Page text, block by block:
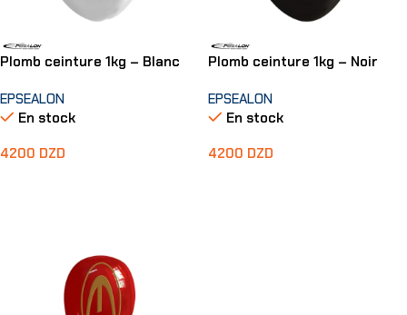
Plomb ceinture 1kg – Blanc
EPSEALON
En stock
4200 DZD
Plomb ceinture 1kg – Noir
EPSEALON
En stock
4200 DZD